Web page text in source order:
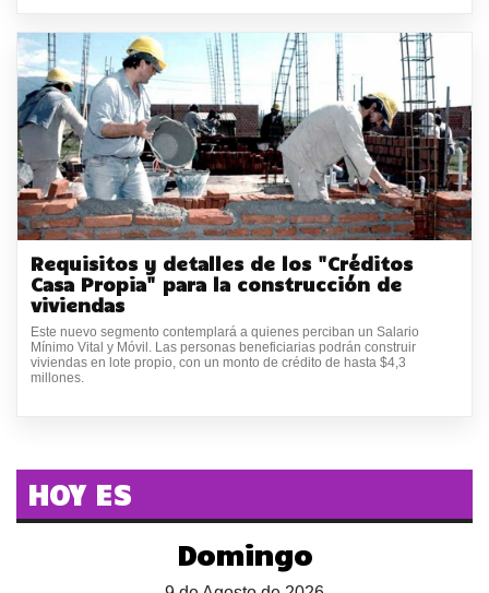
Requisitos y detalles de los "Créditos
Casa Propia" para la construcción de
viviendas
Este nuevo segmento contemplará a quienes perciban un Salario
Mínimo Vital y Móvil. Las personas beneficiarias podrán construir
viviendas en lote propio, con un monto de crédito de hasta $4,3
millones.
HOY ES
Domingo